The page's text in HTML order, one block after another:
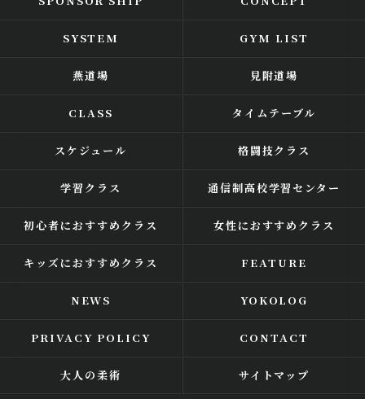
SYSTEM GYM LIST
燕道場 見附道場
CLASS タイムテーブル
スケジュール 格闘技クラス
学習クラス 通信制高校学習センター
初心者におすすめクラス 女性におすすめクラス
キッズにおすすめクラス FEATURE
NEWS YOKOLOG
PRIVACY POLICY CONTACT
大人の柔術 サイトマップ